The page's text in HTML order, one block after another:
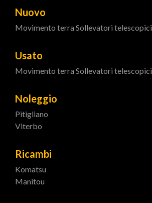
Nuovo
Movimento terra Sollevatori telescopici
Usato
Movimento terra Sollevatori telescopici
Noleggio
Pitigliano
Viterbo
Ricambi
Komatsu
Manitou